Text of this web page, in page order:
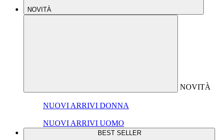
NOVITÀ
NOVITÀ
NUOVI ARRIVI DONNA
NUOVI ARRIVI UOMO
BEST SELLER